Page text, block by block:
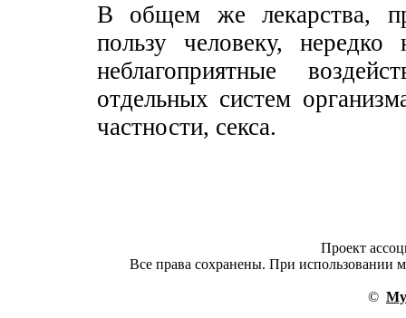
В общем же лекарства,
пользу человеку,
неблагоприятные
отдельных систем
частности, секса.
Проект
Все права сохранены. При использовании
©